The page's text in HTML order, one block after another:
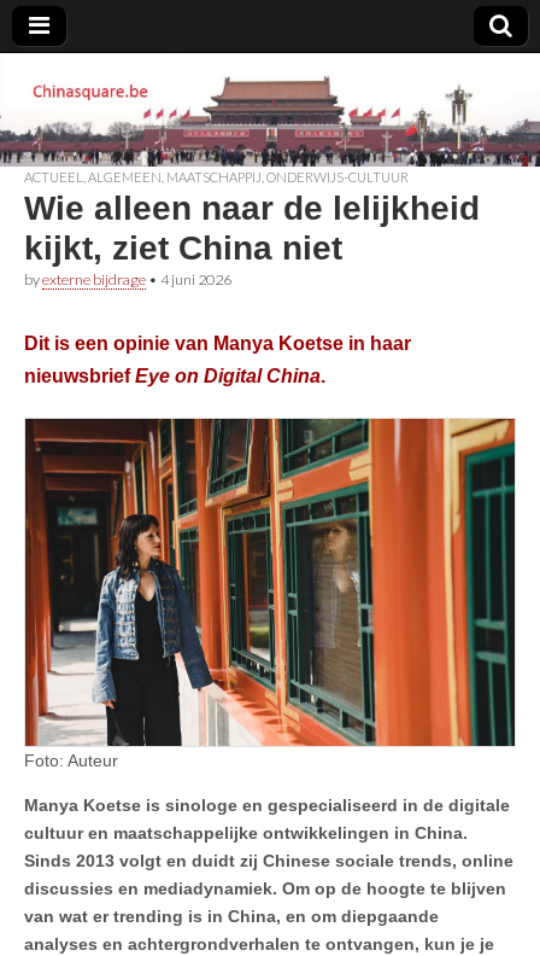
Chinasquare.be
ACTUEEL ALGEMEEN MAATSCHAPPIJ ONDERWIJS-CULTUUR
Wie alleen naar de lelijkheid
kijkt, ziet China niet
byexterne bijdrage • 4 juni 2026
Dit is een opinie van Manya Koetse in haar
nieuwsbriefEye on Digital China.
Foto: Auteur
Manya Koetse is sinologe en gespecialiseerd in de digitale
cultuur en maatschappelijke ontwikkelingen in China.
Sinds 2013 volgt en duidt zij Chinese sociale trends, online
discussies en mediadynamiek. Om op de hoogte te blijven
van wat er trending is in China, en om diepgaande
analyses en achtergrondverhalen te ontvangen, kun je je